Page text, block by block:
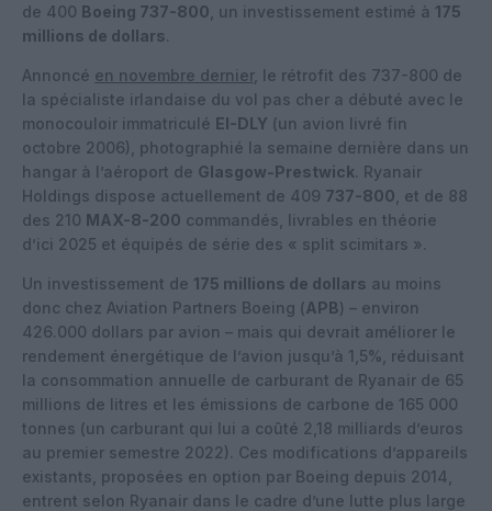
de 400 Boeing 737-800 , un investissement estimé à 175
millions de dollars.
Annoncé en novembre dernier, le rétrofit des 737-800 de
la spécialiste irlandaise du vol pas cher a débuté avec le
monocouloir immatriculé EI-DLY (un avion livré fin
octobre 2006), photographié la semaine dernière dans un
hangar à l’aéroport de Glasgow-Prestwick. Ryanair
Holdings dispose actuellement de 409 737-800 , et de 88
des 210 MAX-8-200 commandés, livrables en théorie
d’ici 2025 et équipés de série des « split scimitars ».
Un investissement de 175 millions de dollars au moins
donc chez Aviation Partners Boeing (APB) – environ
426.000 dollars par avion – mais qui devrait améliorer le
rendement énergétique de l’avion jusqu’à 1,5%, réduisant
la consommation annuelle de carburant de Ryanair de 65
millions de litres et les émissions de carbone de 165 000
tonnes (un carburant qui lui a coûté 2,18 milliards d’euros
au premier semestre 2022). Ces modifications d’appareils
existants, proposées en option par Boeing depuis 2014,
entrent selon Ryanair dans le cadre d’une lutte plus large